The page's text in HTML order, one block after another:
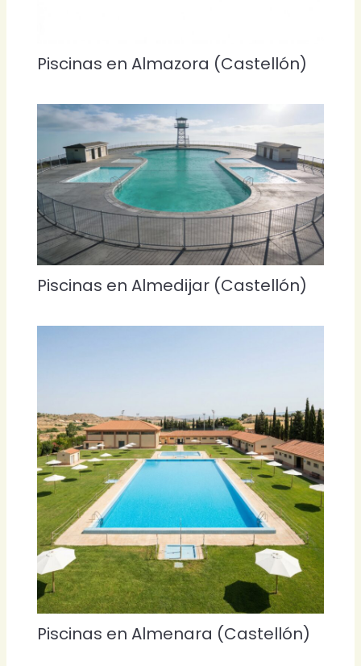
Piscinas en Almazora (Castellón)
Piscinas en Almedijar (Castellón)
Piscinas en Almenara (Castellón)